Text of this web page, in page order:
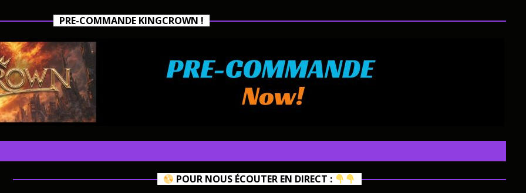
PRE-COMMANDE KINGCROWN !
POUR NOUS ÉCOUTER EN DIRECT :